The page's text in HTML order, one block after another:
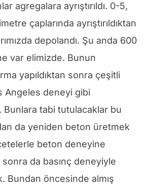
agregalara ayrıştırıldı. 0-5,
çaplarında ayrıştırıldıktan
depolandı. Şu anda 600
var elimizde. Bunun
yapıldıktan sonra çeşitli
Angeles deneyi gibi
Bunlara tabi tutulacaklar bu
da yeniden beton üretmek
beton deneyine
da basınç deneyiyle
Bundan öncesinde almış